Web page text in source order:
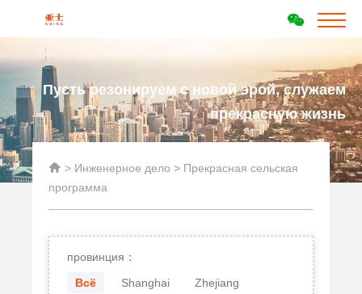
Пусть резонируем с новой эрой, служаем
прекрасную жизнь
 > Инженерное дело > Прекрасная сельская
программа
провинция：
Всё
Shanghai Zhejiang